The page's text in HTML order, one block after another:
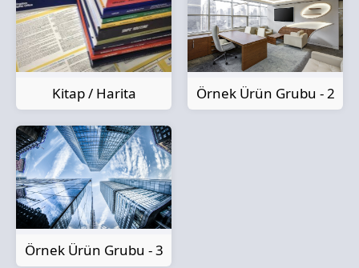
Kitap / Harita Örnek Ürün Grubu - 2
Örnek Ürün Grubu - 3